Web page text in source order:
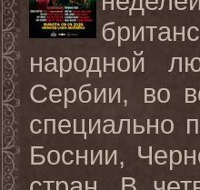
народной
Сербии, во
специально
Боснии,